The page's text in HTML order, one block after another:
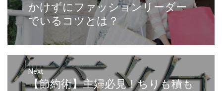
かけずにファッションリーダー
でいるコツとは？
Next
【節約術】主婦必見！ちりも積も